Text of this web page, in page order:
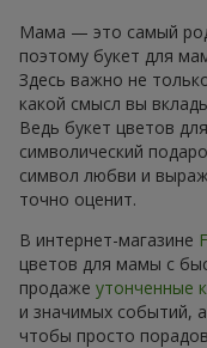
Мама — это самый
поэтому букет для
Здесь важно не
какой смысл вы
Ведь букет цветов
символический
символ любви и
точно оценит.
В интернет-магазине
цветов для мамы с
продаже утонченные
и значимых событий,
чтобы просто